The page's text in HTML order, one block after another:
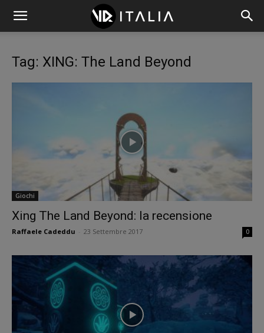
Tag: XING: The Land Beyond
Giochi
Xing The Land Beyond: la recensione
Raffaele Cadeddu 23 Settembre 2017 0